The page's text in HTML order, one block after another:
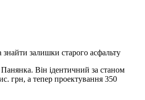
залишки старого асфальту
Він ідентичний за станом
грн, а тепер проектування 350